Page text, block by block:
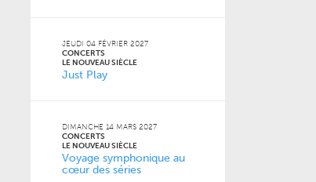
JEUDI 04 FÉVRIER 2027
CONCERTS
LE NOUVEAU SIÈCLE
Just Play
DIMANCHE 14 MARS 2027
CONCERTS
LE NOUVEAU SIÈCLE
Voyage symphonique au
cœur des séries